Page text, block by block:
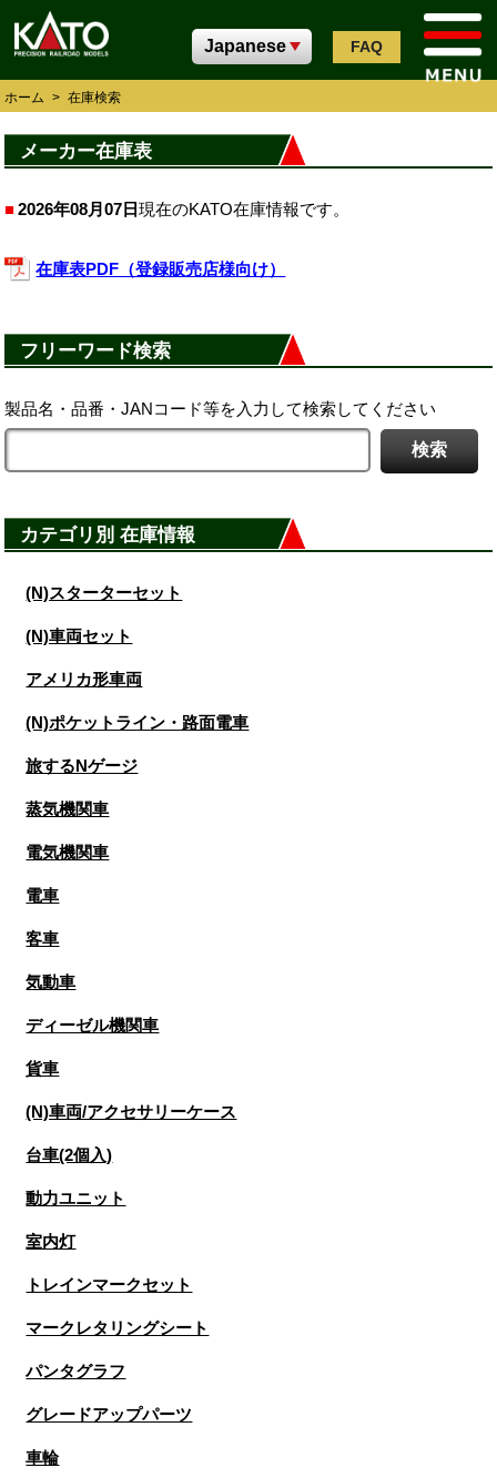
FAQ
ホーム > 在庫検索
メーカー在庫表
2026年08月07日現在のKATO在庫情報です。
在庫表PDF（登録販売店様向け）
フリーワード検索
製品名・品番・JANコード等を入力して検索してください
カテゴリ別 在庫情報
(N)スターターセット
(N)車両セット
アメリカ形車両
(N)ポケットライン・路面電車
旅するNゲージ
蒸気機関車
電気機関車
電車
客車
気動車
ディーゼル機関車
貨車
(N)車両/アクセサリーケース
台車(2個入)
動力ユニット
室内灯
トレインマークセット
マークレタリングシート
パンタグラフ
グレードアップパーツ
車輪